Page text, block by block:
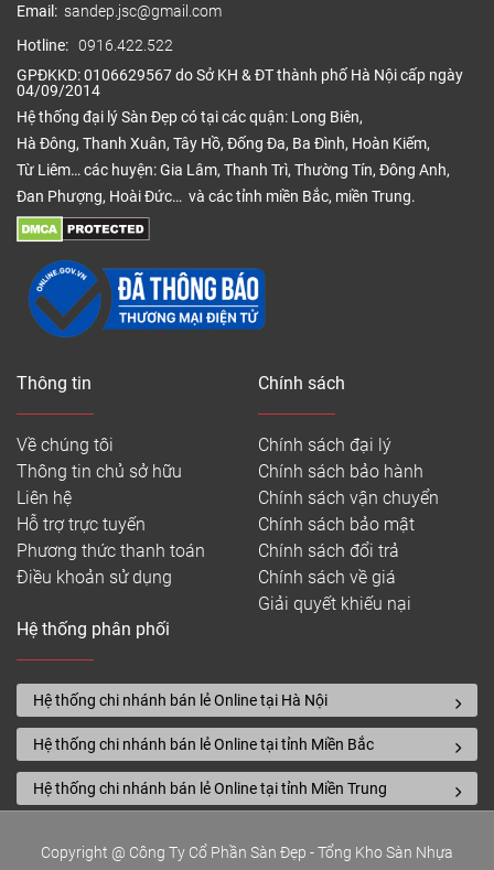
Email: sandep.jsc@gmail.com
Hotline: 0916.422.522
GPĐKKD: 0106629567 do Sở KH & ĐT thành phố Hà Nội cấp ngày
04/09/2014
Hệ thống đại lý Sàn Đẹp có tại các quận: Long Biên,
Hà Đông, Thanh Xuân, Tây Hồ, Đống Đa, Ba Đình, Hoàn Kiếm,
Từ Liêm… các huyện: Gia Lâm, Thanh Trì, Thường Tín, Đông Anh,
Đan Phượng, Hoài Đức… và các tỉnh miền Bắc, miền Trung.
Thông tin
Về chúng tôi
Thông tin chủ sở hữu
Liên hệ
Hỗ trợ trực tuyến
Phương thức thanh toán
Điều khoản sử dụng
Chính sách
Chính sách đại lý
Chính sách bảo hành
Chính sách vận chuyển
Chính sách bảo mật
Chính sách đổi trả
Chính sách về giá
Giải quyết khiếu nại
Hệ thống phân phối
Hệ thống chi nhánh bán lẻ Online tại Hà Nội
Hệ thống chi nhánh bán lẻ Online tại tỉnh Miền Bắc
Hệ thống chi nhánh bán lẻ Online tại tỉnh Miền Trung
Copyright @ Công Ty Cổ Phần Sàn Đẹp - Tổng Kho Sàn Nhựa